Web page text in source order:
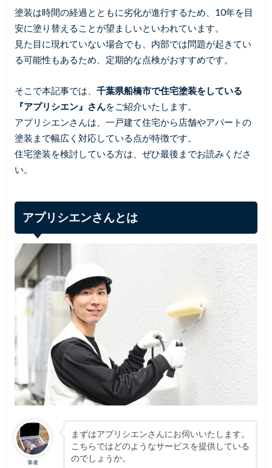
塗装は時間の経過とともに劣化が進行するため、10年を目
安に塗り替えることが望ましいといわれています。
見た目に現れていない場合でも、内部では問題が起きてい
る可能性もあるため、定期的な点検がおすすめです。
そこで本記事では、 千葉県船橋市で住宅塗装をしている
『アプリシエン』さんをご紹介いたします。
アプリシエンさんは、一戸建て住宅から店舗やアパートの
塗装まで幅広く対応している点が特徴です。
住宅塗装を検討している方は、ぜひ最後までお読みくださ
い。
アプリシエンさんとは
筆者
まずはアプリシエンさんにお伺いいたします。
こちらではどのようなサービスを提供している
のでしょうか。